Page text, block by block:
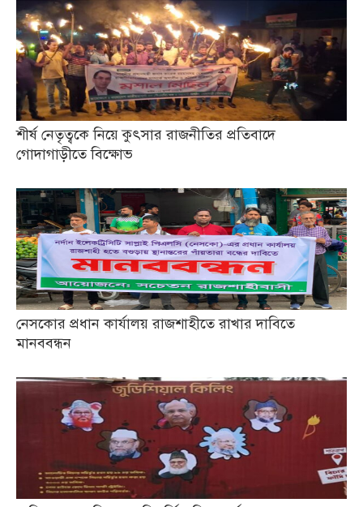
শীর্ষ নেতৃত্বকে নিয়ে কুৎসার রাজনীতির প্রতিবাদে
গোদাগাড়ীতে বিক্ষোভ
নেসকোর প্রধান কার্যালয় রাজশাহীতে রাখার দাবিতে
মানববন্ধন